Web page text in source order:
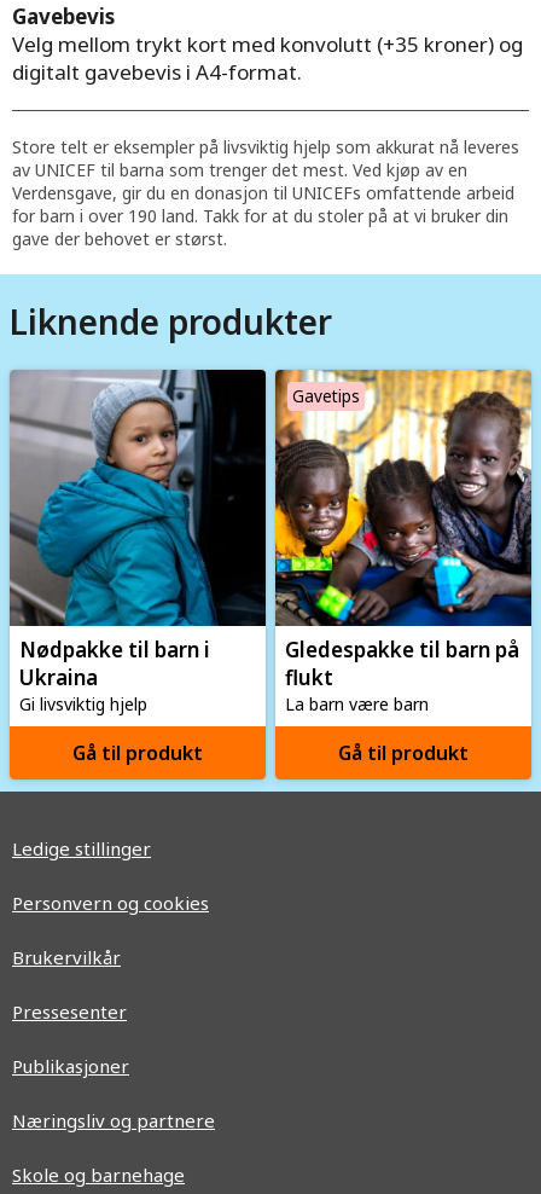
Gavebevis
Velg mellom trykt kort med konvolutt (+35 kroner) og
digitalt gavebevis i A4-format.
Store telt er eksempler på livsviktig hjelp som akkurat nå leveres
av UNICEF til barna som trenger det mest. Ved kjøp av en
Verdensgave, gir du en donasjon til UNICEFs omfattende arbeid
for barn i over 190 land. Takk for at du stoler på at vi bruker din
gave der behovet er størst.
Liknende produkter
Nødpakke til barn i
Ukraina
Gi livsviktig hjelp
Gå til produkt
Gavetips
Image
Gledespakke til barn på
flukt
La barn være barn
Gå til produkt
Ledige stillinger
Personvern og cookies
Brukervilkår
Pressesenter
Publikasjoner
Næringsliv og partnere
Skole og barnehage